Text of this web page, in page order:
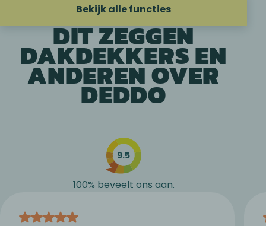
Bekijk alle functies
DIT ZEGGEN
DAKDEKKERS EN
ANDEREN OVER
DEDDO
9.5
100% beveelt ons aan.